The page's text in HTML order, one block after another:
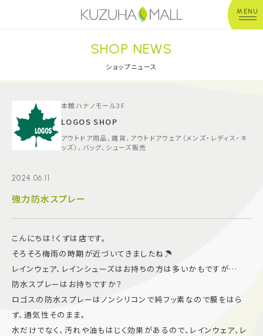
MENU
年中無休平 日：10:00~20:00
※店舗により異なる
ショップガイド
グルメ＆フード
施設案内
SHOP NEWS
ショップニュース
本館ハナノモール3F
LOGOS SHOP
アウトドア用品、雑貨、アウトドアウェア（メンズ・レディス・キ
ッズ）、バッグ、シューズ販売
2024.06.11
強力防水スプレー
こんにちは！くずは店です。
そろそろ梅雨の時期が近づいてきましたね☂️
レインウェア、レインシューズはお持ちの方は多いかもですが…
防水スプレーはお持ちですか？
ロゴスの防水スプレーはノンシリコンで純フッ素なので膜をはら
ず、通気性そのまま。
水だけでなく、汚れや油もはじく効果があるので、レインウェア、レ